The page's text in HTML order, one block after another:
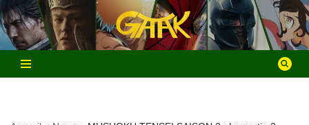
Aller
au
contenu